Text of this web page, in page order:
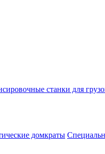
станки для
домкраты